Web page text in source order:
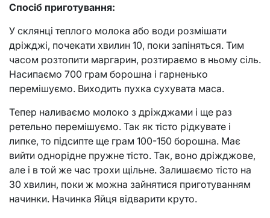
Спосіб приготування:
У склянці теплого молока або води розмішати
дріжджі, почекати хвилин 10, поки запіняться. Тим
часом розтопити маргарин, розтираємо в ньому сіль.
Насипаємо 700 грам борошна і гарненько
перемішуємо. Виходить пухка сухувата маса.
Тепер наливаємо молоко з дріжджами і ще раз
ретельно перемішуємо. Так як тісто рідкувате і
липке, то підсипте ще грам 100-150 борошна. Має
вийти однорідне пружне тісто. Так, воно дріжджове,
але і в той же час трохи щільне. Залишаємо тісто на
30 хвилин, поки ж можна зайнятися приготуванням
начинки. Начинка Яйця відварити круто.